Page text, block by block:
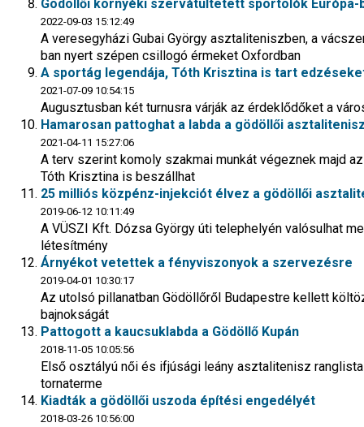
Gödöllői környéki szervátültetett sportolók Európa-
2022-09-03 15:12:49
A veresegyházi Gubai György asztaliteniszben, a
ban nyert szépen csillogó érmeket Oxfordban
A sportág legendája, Tóth Krisztina is tart
2021-07-09 10:54:15
Augusztusban két turnusra várják az érdeklődőket a
Hamarosan pattoghat a labda a gödöllői
2021-04-11 15:27:06
A terv szerint komoly szakmai munkát végeznek majd
Tóth Krisztina is beszállhat
25 milliós közpénz-injekciót élvez a gödöllői
2019-06-12 10:11:49
A VÜSZI Kft. Dózsa György úti telephelyén valósulhat
létesítmény
Árnyékot vetettek a fényviszonyok a szervezésre
2019-04-01 10:30:17
Az utolsó pillanatban Gödöllőről Budapestre kellett
bajnokságát
Pattogott a kaucsuklabda a Gödöllő Kupán
2018-11-05 10:05:56
Első osztályú női és ifjúsági leány asztalitenisz
tornaterme
Kiadták a gödöllői uszoda építési engedélyét
2018-03-26 10:56:00